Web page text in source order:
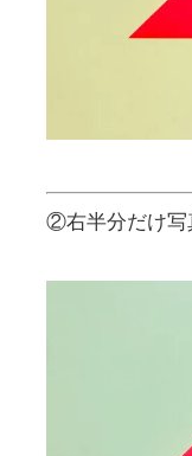
②右半分だけ写